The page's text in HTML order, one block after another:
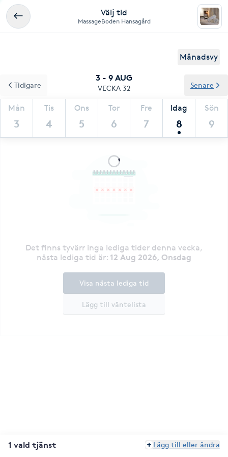
Välj tid
MassageBoden Hansagård
Månadsvy
3 - 9 AUG
VECKA 32
Mån
3
Tis
4
Ons
5
Tor
6
Fre
7
Idag
8
Sön
9
Tidigare Senare
Det finns tyvärr inga lediga tider denna vecka,
nästa lediga tid är: 12 Aug 2026, Onsdag
Lägg till väntelista
Visa nästa lediga tid
1 vald tjänst Lägg till eller ändra